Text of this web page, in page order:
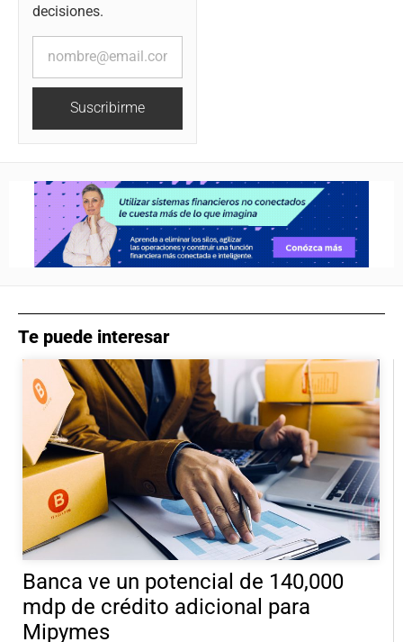
decisiones.
Suscribirme
Te puede interesar
Banca ve un potencial de 140,000
mdp de crédito adicional para
Mipymes